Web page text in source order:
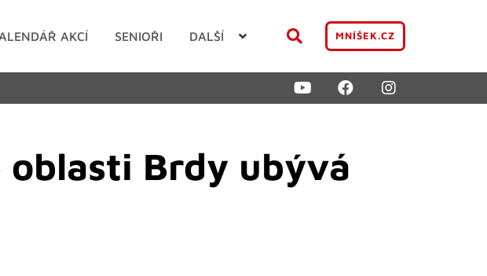
AKCÍ SENIOŘI DALŠÍ MNÍŠEK.CZ
Brdy ubývá